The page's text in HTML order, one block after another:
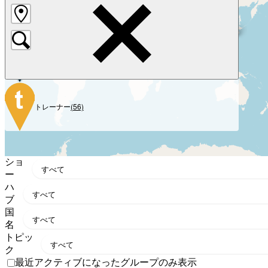
トレーナー(56)
ショ
ー
ハ
ブ
国
名
トピッ
ク
最近アクティブになったグループのみ表示